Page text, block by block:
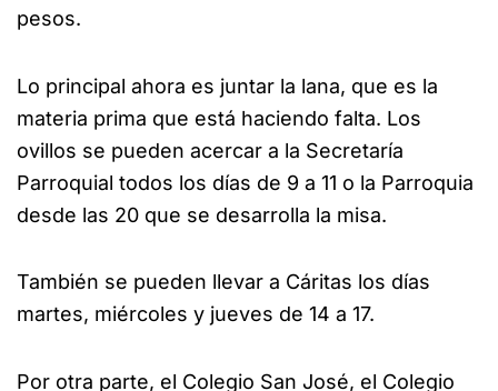
pesos.
Lo principal ahora es juntar la lana, que es la
materia prima que está haciendo falta. Los
ovillos se pueden acercar a la Secretaría
Parroquial todos los días de 9 a 11 o la Parroquia
desde las 20 que se desarrolla la misa.
También se pueden llevar a Cáritas los días
martes, miércoles y jueves de 14 a 17.
Por otra parte, el Colegio San José, el Colegio